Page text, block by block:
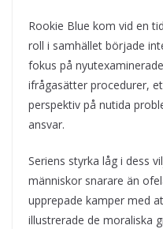
Rookie Blue kom vid en
roll i samhället började
fokus på
ifrågasätter procedurer,
perspektiv på nutida
ansvar.
Seriens styrka låg i dess
människor snarare än
upprepade kamper med
illustrerade de moraliska